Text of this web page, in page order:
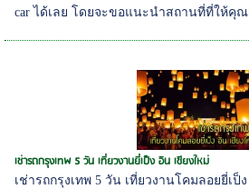
car ได้เลย โดยจะขอแนะนำสถานที่ที่ให้คุ
เช่ารถกรุงเทพ 5 วัน เที่ยวงานยี่เป็ง อิน เชียงใหม่
เช่ารถกรุงเทพ 5 วัน เที่ยวงานโคมลอยยี่เป็